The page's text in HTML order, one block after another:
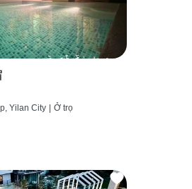
Yilan City | Ở trọ